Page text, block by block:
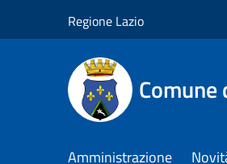
Regione Lazio
Amministrazione